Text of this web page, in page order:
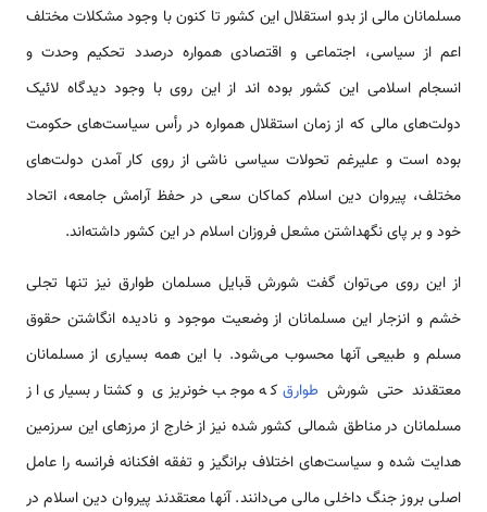
مسلمانان مالی از بدو استقلال این کشور تا کنون با وجود مشکلات مختلف
اعم از سیاسی، اجتماعی و اقتصادی همواره درصدد تحکیم وحدت و
انسجام اسلامی این کشور بوده اند از این روی با وجود دیدگاه لائیک
دولت‌های مالی که از زمان استقلال همواره در رأس سیاست‌های حکومت
بوده است و علیرغم تحولات سیاسی ناشی از روی کار آمدن دولت‌های
مختلف، پیروان دین اسلام کماکان سعی در حفظ آرامش جامعه، اتحاد
خود و بر پای نگهداشتن مشعل فروزان اسلام در این کشور داشته‌اند.
از این روی می‌توان گفت شورش قبایل مسلمان طوارق نیز تنها تجلی
خشم و انزجار این مسلمانان از وضعیت موجود و نادیده انگاشتن حقوق
مسلم و طبیعی آنها محسوب می‌شود. با این همه بسیاری از مسلمانان
معتقدند حتی شورشطوارق که موجب خونریزی و کشتار بسیاری از
مسلمانان در مناطق شمالی کشور شده نیز از خارج از مرزهای این سرزمین
هدایت شده و سیاست‌های اختلاف برانگیز و تفقه افکنانه فرانسه را عامل
اصلی بروز جنگ داخلی مالی می‌دانند. آنها معتقدند پیروان دین اسلام در